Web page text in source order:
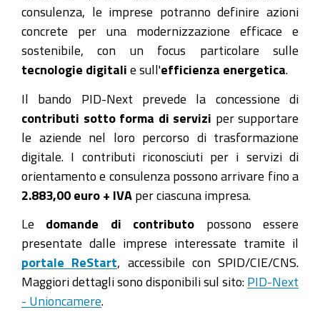
Romagna
2025-
02-
27T10:00:00+01:00
2025-
02-
27T23:59:59+01:00
27
febbraio
2025,
ore
consulenza, le imprese potranno definire azioni
concrete per una modernizzazione efficace e
sostenibile, con un focus particolare sulle
tecnologie digitali e sull'efficienza energetica
Il bando PID-Next prevede la concessione di
contributi sotto forma di servizi per supportare
le aziende nel loro percorso di trasformazione
digitale. I contributi riconosciuti per i servizi di
orientamento e consulenza possono arrivare fino a
2.883,00 euro + IVA per ciascuna impresa.
Le domande di contributo possono essere
presentate dalle imprese interessate tramite il
portale ReStart , accessibile con SPID/CIE/CNS.
Maggiori dettagli sono disponibili sul sito: PID-Next
- Unioncamere